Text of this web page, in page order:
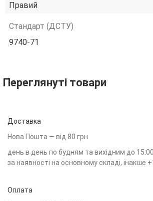
Правий
Стандарт (ДСТУ)
9740-71
Переглянуті товари
Доставка
Нова Пошта — від 80 грн
день в день по будням та вихідним до 15:00
за наявності на основному складі, інакше
Оплата